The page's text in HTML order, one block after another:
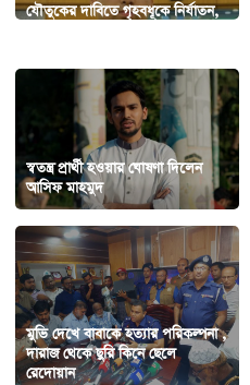
যৌতুকের দাবিতে গৃহবধূকে নির্যাতন,
স্বতন্ত্র প্রার্থী হওয়ার ঘোষণা দিলেন
আসিফ মাহমুদ
মুভি দেখে বাবাকে হত্যার পরিকল্পনা ,
দারাজ থেকে ছুরি কিনে ছেলে
রেদোয়ান